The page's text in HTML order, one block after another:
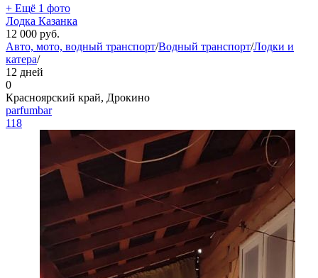
+ Ещё 1 фото
Лодка Казанка
12 000 руб.
Авто, мото, водный транспорт/Водный транспорт/Лодки и
катера/
12 дней
0
Красноярский край, Дрокино
parfumbar
118